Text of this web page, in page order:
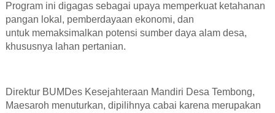
Program ini digagas sebagai upaya memperkuat ketahanan
pangan lokal, pemberdayaan ekonomi, dan
untuk memaksimalkan potensi sumber daya alam desa,
khususnya lahan pertanian.
Direktur BUMDes Kesejahteraan Mandiri Desa Tembong,
Maesaroh menuturkan, dipilihnya cabai karena merupakan